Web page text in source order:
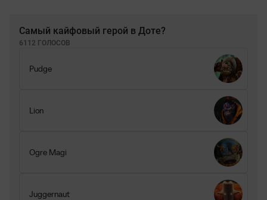
Самый кайфовый герой в Доте?
6112 ГОЛОСОВ
Pudge
Lion
Ogre Magi
Juggernaut